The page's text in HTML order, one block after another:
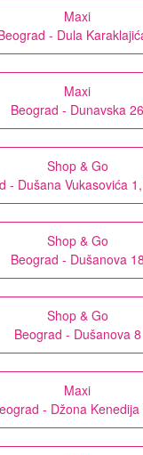
Maxi
- Dula
Maxi
Beograd - Dunavska 26
Shop & Go
- Dušana Vukasovića
Shop & Go
Beograd - Dušanova 18
Shop & Go
Beograd - Dušanova 8
Maxi
- Džona Kenedija